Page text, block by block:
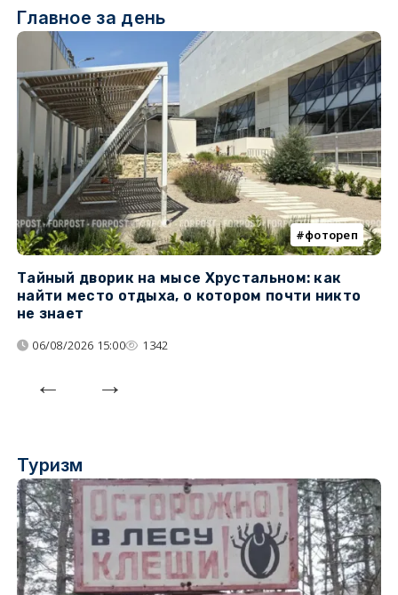
Главное за день
фотореп
Тайный дворик на мысе Хрустальном: как
найти место отдыха, о котором почти никто
не знает
06/08/2026 15:00 1342
Туризм